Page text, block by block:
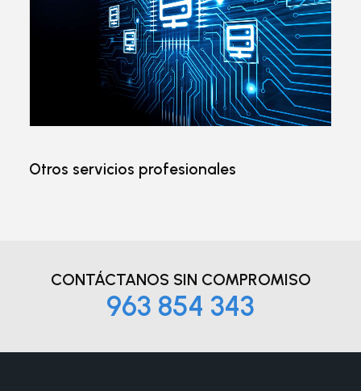
Otros servicios profesionales
CONTÁCTANOS SIN COMPROMISO
963 854 343